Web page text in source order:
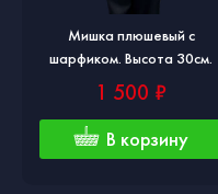
Мишка плюшевый с
шарфиком. Высота 30см.
1 500 ₽
В корзину